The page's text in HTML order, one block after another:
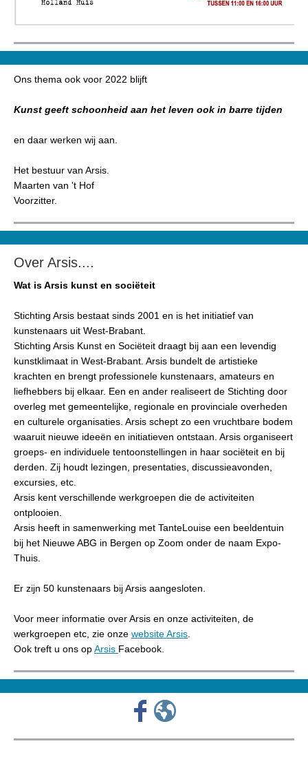
Ons thema ook voor 2022 blijft
Kunst geeft schoonheid aan het leven ook in barre tijden
en daar werken wij aan.
Het bestuur van Arsis.
Maarten van 't Hof
Voorzitter.
Over Arsis....
Wat is Arsis kunst en sociëteit
Stichting Arsis bestaat sinds 2001 en is het initiatief van
kunstenaars uit West-Brabant.
Stichting Arsis Kunst en Sociëteit draagt bij aan een levendig
kunstklimaat in West-Brabant. Arsis bundelt de artistieke
krachten en brengt professionele kunstenaars, amateurs en
liefhebbers bij elkaar. Een en ander realiseert de Stichting door
overleg met gemeentelijke, regionale en provinciale overheden
en culturele organisaties. Arsis schept zo een vruchtbare bodem
waaruit nieuwe ideeën en initiatieven ontstaan. Arsis organiseert
groeps- en individuele tentoonstellingen in haar sociëteit en bij
derden. Zij houdt lezingen, presentaties, discussieavonden,
excursies, etc.
Arsis kent verschillende werkgroepen die de activiteiten
ontplooien.
Arsis heeft in samenwerking met TanteLouise een beeldentuin
bij het Nieuwe ABG in Bergen op Zoom onder de naam Expo-
Thuis.
Er zijn 50 kunstenaars bij Arsis aangesloten.
Voor meer informatie over Arsis en onze activiteiten, de
werkgroepen etc, zie onze website Arsis
Ook treft u ons opArsis Facebook.